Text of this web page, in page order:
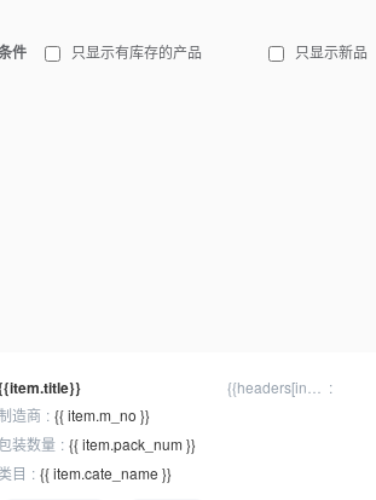
件 只显示有库存的产品 只显示新品
造商
{{ item.m_no }}
装数量
{{ item.pack_num }}
类目
{{ item.cate_name }}
{{headers[inx]